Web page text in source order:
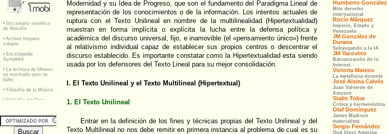
Modernidad y su Idea de Progreso, que son el fundamento del Paradigma Lineal de
representación de los conocimientos o de la información. Los intentos actuales de
ruptura con el Texto Unilineal en nombre de la multilinealidad (Hipertextualidad)
muestran en forma implícita o explícita la lucha entre la defensa política y
académica del discurso universal, fijo, e inamovible (el «pensamiento único») frente
al relativismo individual capaz de establecer sus propios centros o descentrar el
discurso establecido. Es importante constatar como la Hipertextualidad esta siendo
usada por los defensores del Texto Lineal para su mejor consolidación.
I. El Texto Unilineal y el Texto Multilineal (Hipertextual)
1. El Texto Unilineal
Entrar en la definición de los fines y técnicas propias del Texto Unilineal y del
Texto Multilineal no nos debe remitir en primera instancia al problema de cual es su